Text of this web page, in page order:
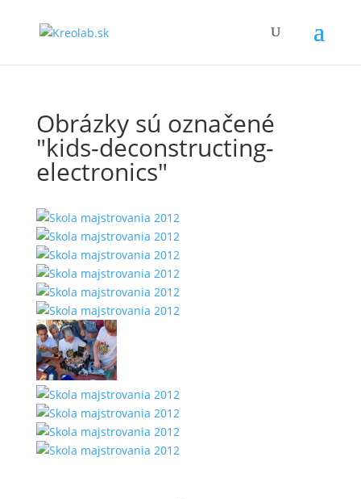
Obrázky sú označené
"kids-deconstructing-
electronics"